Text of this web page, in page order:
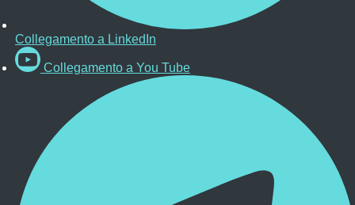
Collegamento a LinkedIn
Collegamento a You Tube